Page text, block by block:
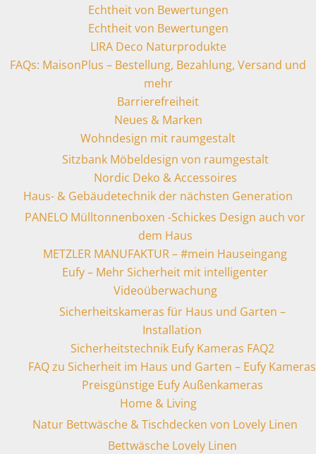
Echtheit von Bewertungen
Echtheit von Bewertungen
LIRA Deco Naturprodukte
FAQs: MaisonPlus – Bestellung, Bezahlung, Versand und
mehr
Barrierefreiheit
Neues & Marken
Wohndesign mit raumgestalt
Sitzbank Möbeldesign von raumgestalt
Nordic Deko & Accessoires
Haus- & Gebäudetechnik der nächsten Generation
PANELO Mülltonnenboxen -Schickes Design auch vor
dem Haus
METZLER MANUFAKTUR – #mein Hauseingang
Eufy – Mehr Sicherheit mit intelligenter
Videoüberwachung
Sicherheitskameras für Haus und Garten –
Installation
Sicherheitstechnik Eufy Kameras FAQ2
FAQ zu Sicherheit im Haus und Garten – Eufy Kameras
Preisgünstige Eufy Außenkameras
Home & Living
Natur Bettwäsche & Tischdecken von Lovely Linen
Bettwäsche Lovely Linen